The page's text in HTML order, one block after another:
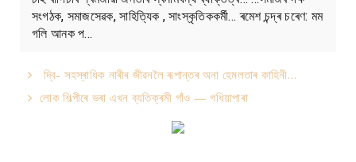
সংগঠক, সমাজসেৱক, সাহিত্যিক , সাংস্কৃতিককৰ্মী... ৰমেশ চন্দ্ৰ চৰেণ: মম
গলি আনক প...
দ্বি- সহস্ৰাধিক নাৰীৰ জীৱনলৈ ৰূপান্তৰ অনা হেমলতাৰ কাহিনী…
লোক শিল্পীৰে ভৰা এখন ব্যতিক্ৰমী গাঁও — গধিয়াপাৰা